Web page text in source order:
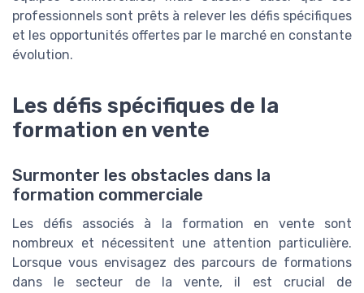
professionnels sont prêts à relever les défis spécifiques
et les opportunités offertes par le marché en constante
évolution.
Les défis spécifiques de la
formation en vente
Surmonter les obstacles dans la
formation commerciale
Les défis associés à la formation en vente sont
nombreux et nécessitent une attention particulière.
Lorsque vous envisagez des parcours de formations
dans le secteur de la vente, il est crucial de